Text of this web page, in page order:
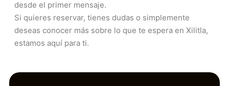
desde el primer mensaje.
Si quieres reservar, tienes dudas o simplemente
deseas conocer más sobre lo que te espera en Xilitla,
estamos aquí para ti.